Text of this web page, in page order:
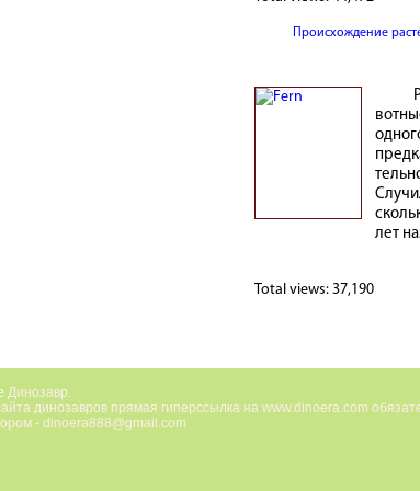
Происхождение
лет
Total views: 37,190
Динозавр.
динозавров прямая гиперссылка на www.dinoera.com
- dinoera888@gmail.com